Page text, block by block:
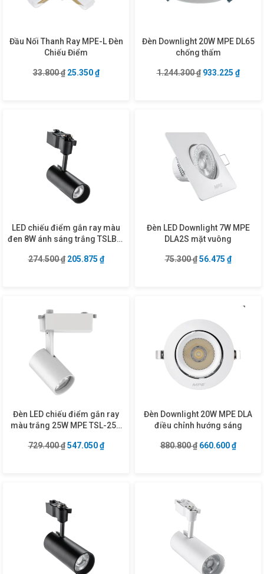
Đầu Nối Thanh Ray MPE-L Đèn
Chiếu Điểm
33.800₫ Giá gốc là: 33.800 ₫.
25.350₫Giá hiện tại là: 25.350 ₫.
Đèn Downlight 20W MPE DL65
chống thấm
1.244.300₫ Giá gốc là:
933.225 ₫Giá
LED chiếu điểm gắn ray màu
đen 8W ánh sáng trắng TSLB2-
274.500₫ Giá gốc là: 274.500 ₫.
205.875 ₫Giá hiện tại là: 205.875 ₫.
Đèn LED Downlight 7W MPE
DLA2S mặt vuông
75.300₫ Giá gốc là:
56.475 ₫Giá hiện
Đèn LED chiếu điểm gắn ray
màu trắng 25W MPE TSL-25V
729.400₫ Giá gốc là: 729.400 ₫.
547.050₫Giá hiện tại là: 547.050 ₫.
Đèn Downlight 20W MPE DLA
điều chỉnh hướng sáng
880.800₫ Giá gốc là:
660.600₫Giá